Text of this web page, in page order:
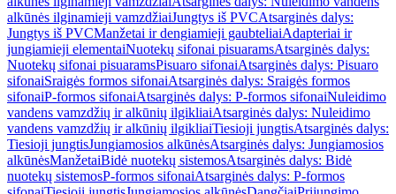
alkūnės ilginamieji vamzdžiaiJungtys iš PVCAtsarginės dalys:
Jungtys iš PVCManžetai ir dengiamieji gaubteliaiAdapteriai ir
jungiamieji elementaiNuotekų sifonai pisuaramsAtsarginės dalys:
Nuotekų sifonai pisuaramsPisuaro sifonaiAtsarginės dalys: Pisuaro
sifonaiSraigės formos sifonaiAtsarginės dalys: Sraigės formos
sifonaiP-formos sifonaiAtsarginės dalys: P-formos sifonaiNuleidimo
vandens vamzdžių ir alkūnių ilgikliaiAtsarginės dalys: Nuleidimo
vandens vamzdžių ir alkūnių ilgikliaiTiesioji jungtisAtsarginės dalys:
Tiesioji jungtisJungiamosios alkūnėsAtsarginės dalys: Jungiamosios
alkūnėsManžetaiBidė nuotekų sistemosAtsarginės dalys: Bidė
nuotekų sistemosP-formos sifonaiAtsarginės dalys: P-formos